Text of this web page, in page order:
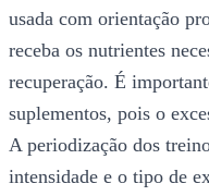
usada com orientação
receba os nutrientes
recuperação. É
suplementos, pois o
A periodização dos
intensidade e o tipo de